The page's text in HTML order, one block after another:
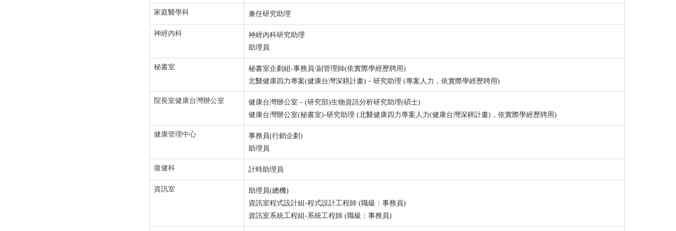
家庭醫學科 兼任研究助理
神經內科
神經內科研究助理
助理員
秘書室
秘書室企劃組-事務員/副管理師(依實際學經歷聘用)
北醫健康四力專案(健康台灣深耕計畫)－研究助理 (專案人力，依實際學經歷聘用)
院長室健康台灣辦公室
健康台灣辦公室－(研究部)生物資訊分析研究助理(碩士)
健康台灣辦公室(秘書室)-研究助理 (北醫健康四力專案人力(健康台灣深耕計畫)，依實際學經歷聘用)
健康管理中心
事務員(行銷企劃)
助理員
復健科 計時助理員
資訊室
助理員(總機)
資訊室程式設計組-程式設計工程師 (職級：事務員)
資訊室系統工程組-系統工程師 (職級：事務員)